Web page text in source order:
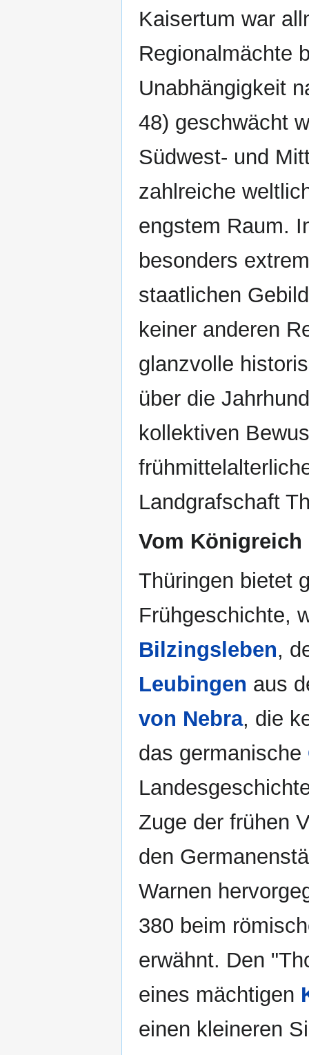
Kaisertum war
Regionalmächte
Unabhängigkeit
48) geschwächt
Südwest- und
zahlreiche
engstem Raum.
besonders
staatlichen
keiner anderen
glanzvolle
über die
kollektiven
Landgrafschaft
Vom
Thüringen bietet
Frühgeschichte,
Bilzingsleben,
Leubingen aus
von Nebra, die
das germanische
Zuge der frühen
den
Warnen
380 beim
erwähnt. Den
eines mächtigen
einen kleineren